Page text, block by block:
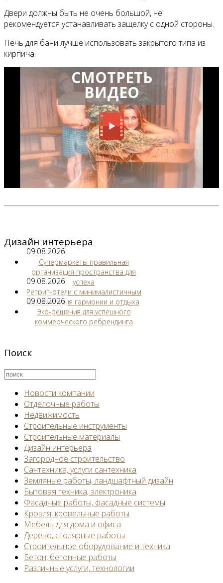
Двери должны быть не очень большой, не
рекомендуется устанавливать защелку с одной стороны.
Печь для бани лучше использовать закрытого типа из
кирпича.
СМОТРЕТЬ
ВИДЕО
Дизайн интерьера
09.08.2026
Супермаркеты правильная
организация пространства для
успеха
09.08.2026
Ретрит-отели с минималистичным
дизайном для гармонии и отдыха
09.08.2026
Эко-решения для успешного
коммерческого ребрендинга
Поиск
Новости компании
Отделочные работы
Недвижимость
Строительные инструменты
Строительные материалы
Дизайн интерьера
Загородное строительство
Сантехника, услуги сантехника
Земляные работы, ландшафтный дизайн
Бытовая техника, электроника
Фасадные работы, фасадные системы
Кровля, кровельные работы
Мебель для дома и офиса
Дерево, столярные работы
Строительное оборудование и техника
Бетон, бетонные работы
Различные услуги, технологии